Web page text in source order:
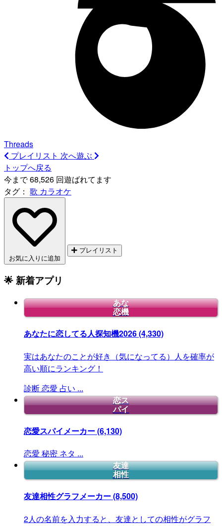
Threads
プレイリスト 次へ遊ぶ
トップへ戻る
今まで 68,526 回遊ばれてます
タグ： 歌 カラオケ
お気に入りに追加
プレイリスト
🌟 新着アプリ
あな
恋機
あなたに恋してる人探知機2026(4,330)
実はあなたのことが好き（気になってる）人を確率が
高い順にランキング！
診断恋愛 占い ...
恋ス
パイ
恋愛スパイメーカー(6,130)
恋愛 秘密 ネタ ...
友達
相性
友達相性グラフメーカー(8,500)
2人の名前を入力すると、友達としての相性がグラフ